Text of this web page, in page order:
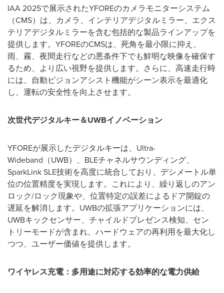
IAA 2025で展示されたYFOREのカメラモニターシステム
（CMS）は、カメラ、インテリアデジタルミラー、エクス
テリアデジタルミラーを含む包括的な製品ラインアップを
提供します。YFOREのCMSは、死角を最小限に抑え、
雨、霧、夜間走行などの悪条件下でも鮮明な映像を確保す
るため、より広い視野を提供します。さらに、高速走行時
には、自動ビジョンアシスト機能がシーン表示を最適化
し、運転の安全性を向上させます。
次世代デジタルキー＆UWBイノベーション
YFOREが展示したデジタルキーは、Ultra-
Wideband（UWB）、BLEチャネルサウンディング、
SparkLink SLE技術を高度に統合しており、デシメートル単
位の位置精度を実現します。これにより、繰り返しのアン
ロック/ロック現象や、位置特定の誤差によるドア開錠の
遅延を解消します。UWBの拡張アプリケーションには、
UWBキックセンサー、チャイルドプレゼンス検知、セン
トリーモードが含まれ、ハードウェアの再利用を最大化し
つつ、ユーザー価値を提供します。
ワイヤレス充電：多用途に対応する効率的な電力供給